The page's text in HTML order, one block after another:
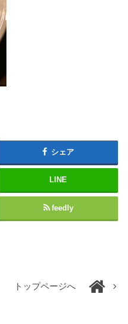
シェア
LINE
feedly
トップページへ